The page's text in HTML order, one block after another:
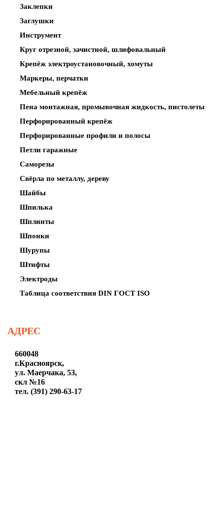
Заклепки
Заглушки
Инструмент
Круг отрезной, зачистной, шлифовальный
Крепёж электроустановочный, хомуты
Маркеры, перчатки
Мебельный крепёж
Пена монтажная, промывочная жидкость, пистолеты
Перфорированный крепёж
Перфорированные профили и полосы
Петли гаражные
Саморезы
Свёрла по металлу, дереву
Шайбы
Шпилька
Шплинты
Шпонки
Шурупы
Штифты
Электроды
Таблица соответствия DIN ГОСТ ISO
АДРЕС
660048
г.Красноярск,
ул. Маерчака, 53,
скл №16
тел. (391) 290-63-17